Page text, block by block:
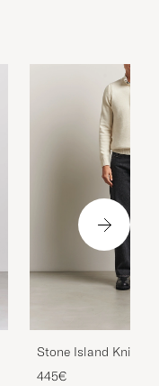
Stone Island Knitted
Half Button Zip Ivory
445€